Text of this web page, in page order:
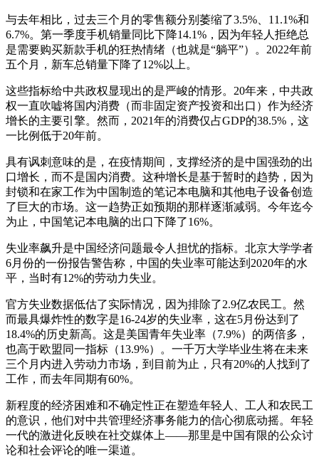
与去年相比，过去三个月的零售额分别萎缩了3.5%、11.1%和
6.7%。第一季度手机销量同比下降14.1%，因为年轻人拒绝总
是需要购买新款手机的狂热情绪（也就是“躺平”）。2022年前
五个月，新车总销量下降了12%以上。
这些指标给中共政权显现出的是严峻的情形。20年来，中共政
权一直吹嘘将国内消费（而非固定资产投资和出口）作为经济
增长的主要引擎。然而，2021年的消费仅占GDP的38.5%，这
一比例低于20年前。
具有讽刺意味的是，在疫情期间，支撑经济的是中国强劲的出
口增长，而不是国内消费。这种增长是基于暂时的趋势，因为
封锁和在家工作为中国制造的笔记本电脑和其他电子设备创造
了巨大的市场。这一趋势正如预期的那样逐渐减弱。今年迄今
为止，中国笔记本电脑的出口下降了16%。
失业率飙升是中国经济问题最令人担忧的指标。北京大学学者
6月份的一份报告警告称，中国的失业率可能达到2020年的水
平，当时有12%的劳动力失业。
官方失业数据低估了实际情况，因为排除了2.9亿农民工。然
而最具爆炸性的数字是16-24岁的失业率，这在5月份达到了
18.4%的历史新高。这是美国青年失业率（7.9%）的两倍多，
也高于欧盟同一指标（13.9%）。一千万大学毕业生将在未来
三个月内进入劳动力市场，到目前为止，只有20%的人找到了
工作，而去年同期有60%。
新程度的经济困难和不确定性正在塑造年轻人、工人和农民工
的意识，他们对中共管理经济事务能力的信心彻底动摇。年轻
一代的激进化反映在社交媒体上——那里是中国有限的公众讨
论和社会评论的唯一渠道。